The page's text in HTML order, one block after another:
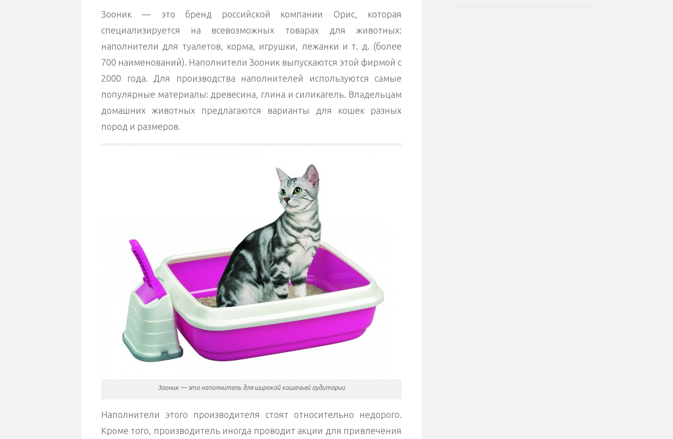
Зооник — это бренд российской компании Орис, которая
специализируется на всевозможных товарах для животных:
наполнители для туалетов, корма, игрушки, лежанки и т. д. (более
700 наименований). Наполнители Зооник выпускаются этой фирмой с
2000 года. Для производства наполнителей используются самые
популярные материалы: древесина, глина и силикагель. Владельцам
домашних животных предлагаются варианты для кошек разных
пород и размеров.
Зооник — это наполнитель для широкой кошачьей аудитории
Наполнители этого производителя стоят относительно недорого.
Кроме того, производитель иногда проводит акции для привлечения